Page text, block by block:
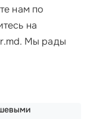
нам по
на
Мы рады